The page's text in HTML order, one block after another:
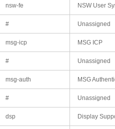
nsw-fe NSW User
# Unassigned
msg-icp MSG ICP
# Unassigned
msg-auth MSG
# Unassigned
dsp Display